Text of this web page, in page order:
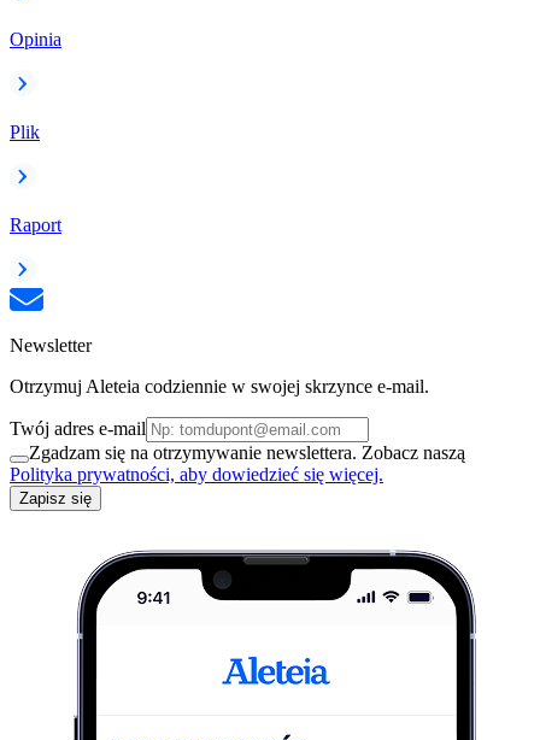
Opinia
Plik
Raport
Newsletter
Otrzymuj Aleteia codziennie w swojej skrzynce e-mail.
Twój adres e-mail
Zgadzam się na otrzymywanie newslettera. Zobacz naszą
Polityka prywatności, aby dowiedzieć się więcej.
Zapisz się